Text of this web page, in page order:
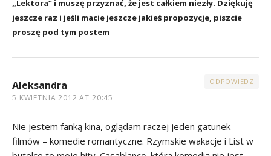
„Lektora” i muszę przyznać, że jest całkiem niezły. Dziękuję
jeszcze raz i jeśli macie jeszcze jakieś propozycje, piszcie
proszę pod tym postem
Aleksandra
5 KWIETNIA 2012 AT 20:45
ODPOWIEDZ
Nie jestem fanką kina, oglądam raczej jeden gatunek
filmów – komedie romantyczne. Rzymskie wakacje i List w